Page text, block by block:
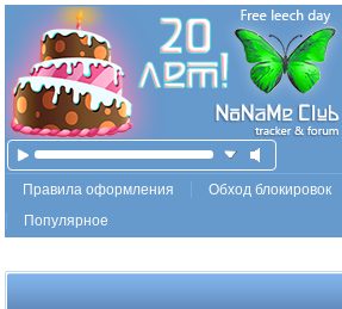
Правила оформления
Обход блокировок
Популярное